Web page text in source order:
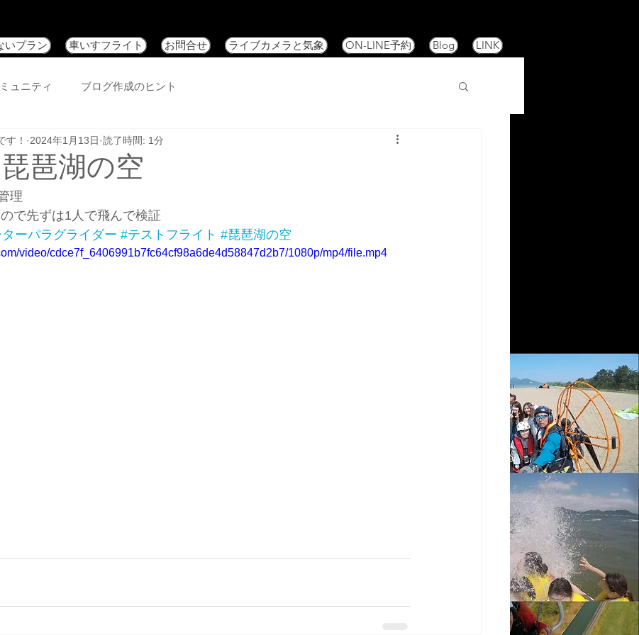
いプラン 車いすフライト お問合せ ライブカメラと気象 ON-LINE予約 Blog LINK
ュニティ ブログ作成のヒント
琶湖の空
す！ 2024年1月13日 読了時間: 1分
理
で先ずは1人で飛んで検証
ーパラグライダー #テストフライト #琵琶湖の空
video/cdce7f_6406991b7fc64cf98a6de4d58847d2b7/1080p/mp4/file.mp4